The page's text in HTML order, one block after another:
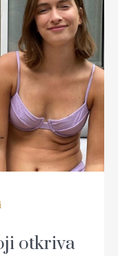
otkriva